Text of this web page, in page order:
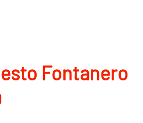
Fontanero